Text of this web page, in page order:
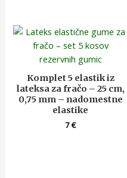
Komplet 5 elastik iz
lateksa za fračo – 25 cm,
0,75 mm – nadomestne
elastike
7€